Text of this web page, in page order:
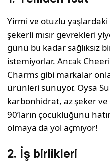
Yirmi ve otuzlu
şekerli mısır gevrekleri
günü bu kadar sağlıksız
istemiyorlar. Ancak
Charms gibi markalar
ürünleri sunuyor. Oysa
karbonhidrat, az şeker
90’ların çocukluğunu
olmaya da yol açmıyor!
2. İş birlikleri